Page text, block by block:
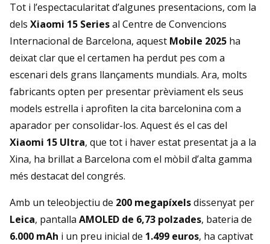
Tot i l’espectacularitat d’algunes presentacions, com la
dels Xiaomi 15 Seriesal Centre de Convencions
Internacional de Barcelona, aquest Mobile 2025 ha
deixat clar que el certamen ha perdut pes com a
escenari dels grans llançaments mundials. Ara, molts
fabricants opten per presentar prèviament els seus
models estrella i aprofiten la cita barcelonina com a
aparador per consolidar-los. Aquest és el cas del
Xiaomi 15 Ultra, que tot i haver estat presentat ja a la
Xina, ha brillat a Barcelona com el mòbil d’alta gamma
més destacat del congrés.
Amb un teleobjectiu de 200 megapíxelsdissenyat per
Leica, pantalla AMOLED de 6,73 polzades, bateria de
6.000 mAh i un preu inicial de 1.499 euros, ha captivat